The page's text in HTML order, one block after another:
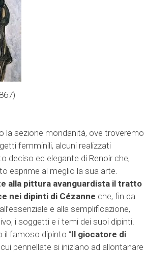
la sezione mondanità, ove troveremo
femminili, alcuni realizzati
deciso ed elegante di Renoir che,
esprime al meglio la sua arte.
alla pittura avanguardista il tratto
nei dipinti di Cézanne che, fin da
e alla semplificazione,
i soggetti e i temi dei suoi dipinti.
il famoso dipinto “Il giocatore di
cui pennellate si iniziano ad allontanare